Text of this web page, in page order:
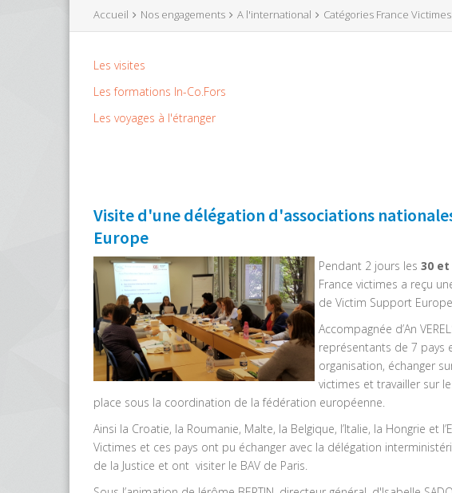
Accueil Nos engagements A l'international Catégories France Victimes
Les visites
Les formations In-Co.Fors
Les voyages à l'étranger
Visite d'une délégation d'associations
Europe
Pendant 2 jours les 30 et
France victimes a reçu
de Victim Support
Accompagnée d’An
représentants de 7 pays
organisation, échanger
victimes et travailler sur
place sous la coordination de la fédération européenne.
Ainsi la Croatie, la Roumanie, Malte, la Belgique, l’Italie, la Hongrie et
Victimes et ces pays ont pu échanger avec la délégation
de la Justice et ont visiter le BAV de Paris.